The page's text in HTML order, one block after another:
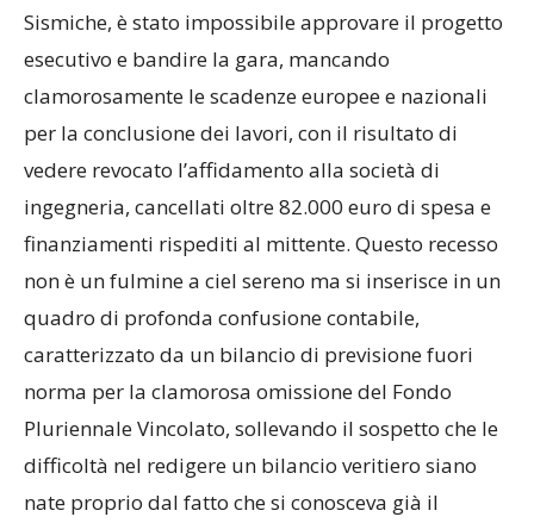
Sismiche, è stato impossibile approvare il progetto
esecutivo e bandire la gara, mancando
clamorosamente le scadenze europee e nazionali
per la conclusione dei lavori, con il risultato di
vedere revocato l’affidamento alla società di
ingegneria, cancellati oltre 82.000 euro di spesa e
finanziamenti rispediti al mittente. Questo recesso
non è un fulmine a ciel sereno ma si inserisce in un
quadro di profonda confusione contabile,
caratterizzato da un bilancio di previsione fuori
norma per la clamorosa omissione del Fondo
Pluriennale Vincolato, sollevando il sospetto che le
difficoltà nel redigere un bilancio veritiero siano
nate proprio dal fatto che si conosceva già il